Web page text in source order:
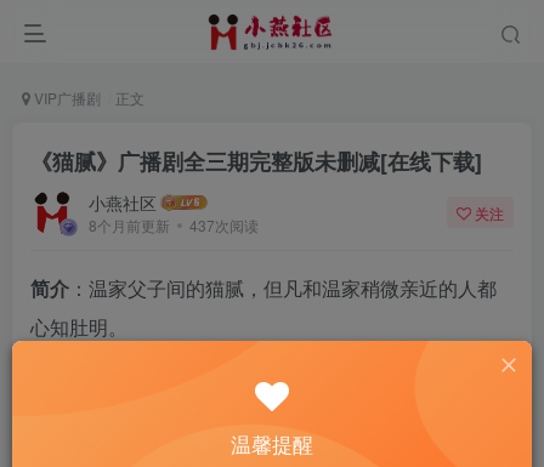
VIP广播剧 正文
《猫腻》广播剧全三期完整版未删减[在线下载]
小燕社区
8个月前更新 437次阅读
关注
简介 ：温家父子间的猫腻，但凡和温家稍微亲近的人都
心知肚明。
温海林把温瑞宠上天，无论在物质还是精神上，可在忠
温馨提醒